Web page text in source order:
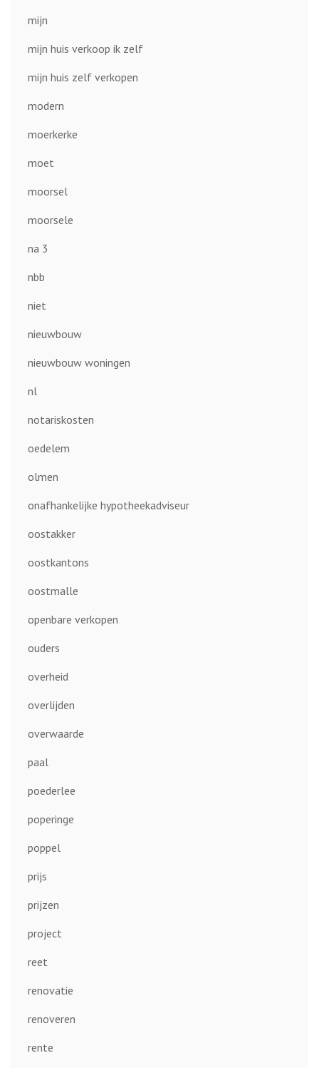
mijn
mijn huis verkoop ik zelf
mijn huis zelf verkopen
modern
moerkerke
moet
moorsel
moorsele
na 3
nbb
niet
nieuwbouw
nieuwbouw woningen
nl
notariskosten
oedelem
olmen
onafhankelijke hypotheekadviseur
oostakker
oostkantons
oostmalle
openbare verkopen
ouders
overheid
overlijden
overwaarde
paal
poederlee
poperinge
poppel
prijs
prijzen
project
reet
renovatie
renoveren
rente